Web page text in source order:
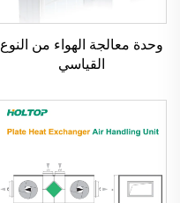
وحدة معالجة الهواء من النوع
القياسي